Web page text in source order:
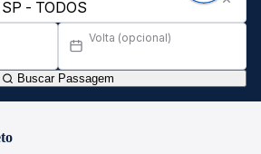
Volta (opcional)
Buscar Passagem